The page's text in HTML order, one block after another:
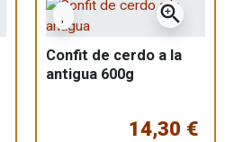
zoom_in
Confit de cerdo a la
antigua 600g
14,30 €